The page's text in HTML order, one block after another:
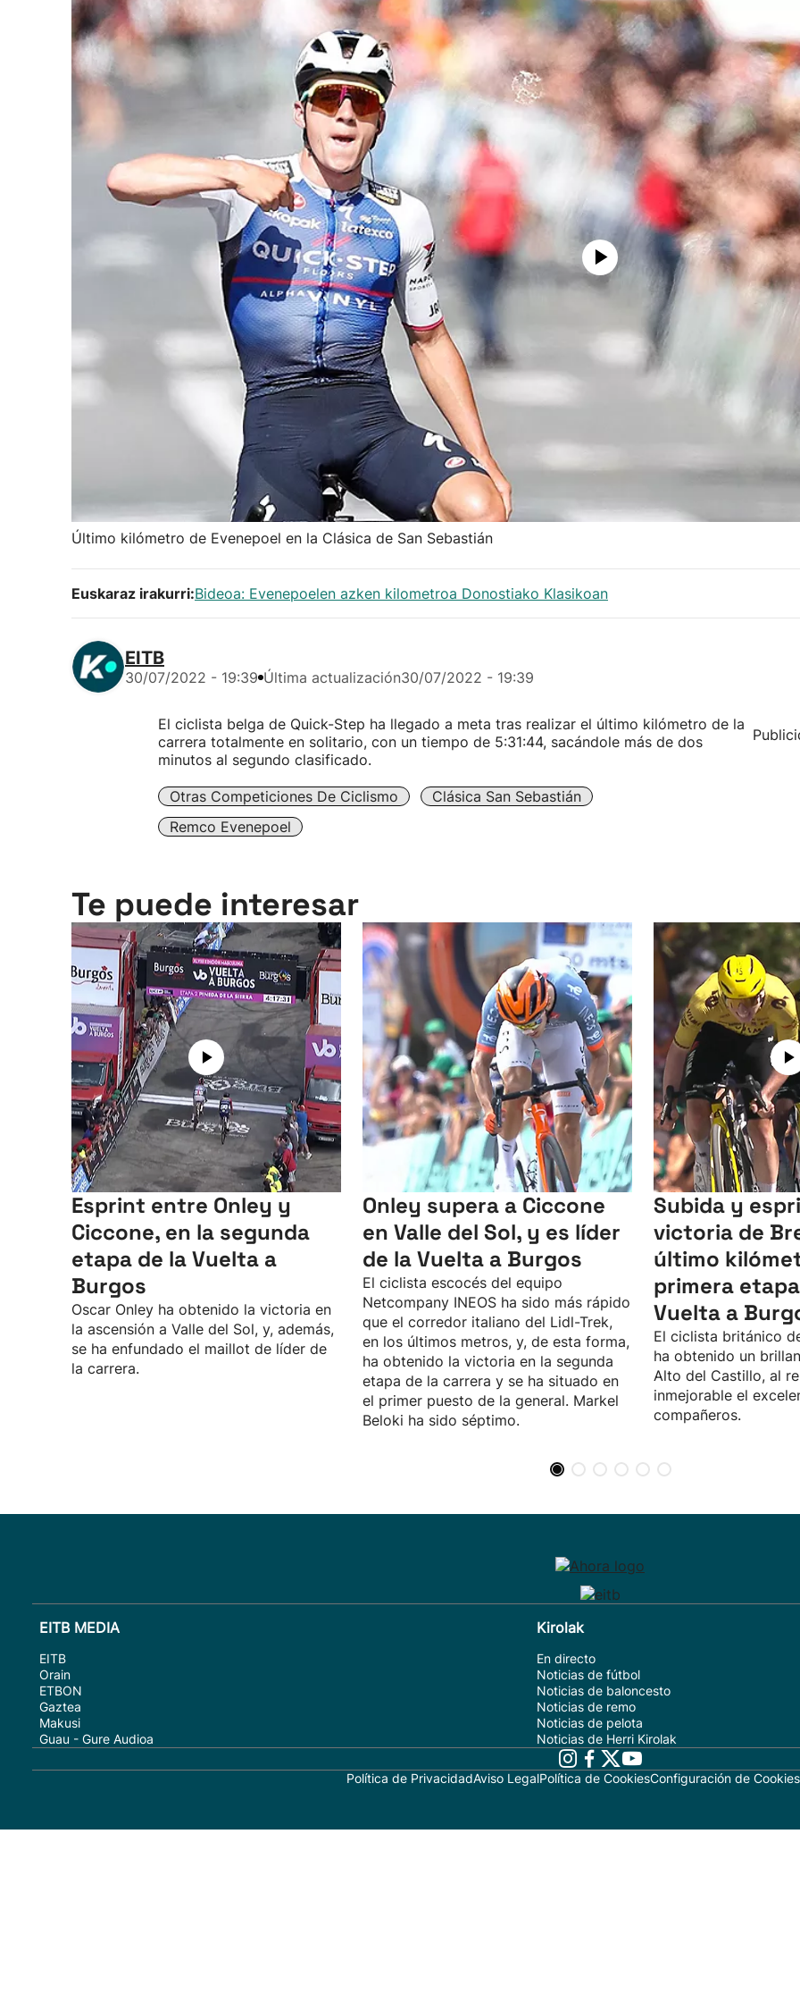
Último kilómetro de Evenepoel en la Clásica de San Sebastián
Euskaraz irakurri:Bideoa: Evenepoelen azken kilometroa Donostiako Klasikoan
EITB
30/07/2022 - 19:39 Última actualización30/07/2022 - 19:39
El ciclista belga de Quick-Step ha llegado a meta tras realizar el último kilómetro de la
carrera totalmente en solitario, con un tiempo de 5:31:44, sacándole más de dos
minutos al segundo clasificado.
Otras Competiciones De Ciclismo
Clásica San Sebastián
Remco Evenepoel
Te puede interesar
Esprint entre Onley y
Ciccone, en la segunda
etapa de la Vuelta a
Burgos
Oscar Onley ha obtenido la victoria en
la ascensión a Valle del Sol, y, además,
se ha enfundado el maillot de líder de
la carrera.
Onley supera a Ciccone
en Valle del Sol, y es líder
de la Vuelta a Burgos
El ciclista escocés del equipo
Netcompany INEOS ha sido más rápido
que el corredor italiano del Lidl-Trek,
en los últimos metros, y, de esta forma,
ha obtenido la victoria en la segunda
etapa de la carrera y se ha situado en
el primer puesto de la general. Markel
Beloki ha sido séptimo.
Subida y
victoria de
último
primera
Vuelta a
El ciclista británico
ha obtenido un
Alto del Castillo, al
inmejorable el
compañeros.
EITB MEDIA
EITB
Orain
ETBON
Gaztea
Makusi
Guau - Gure Audioa
Kirolak
En directo
Noticias de fútbol
Noticias de baloncesto
Noticias de remo
Noticias de pelota
Noticias de Herri Kirolak
Política de PrivacidadAviso LegalPolítica de CookiesConfiguración de Cookies